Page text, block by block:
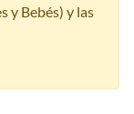
y Bebés) y las